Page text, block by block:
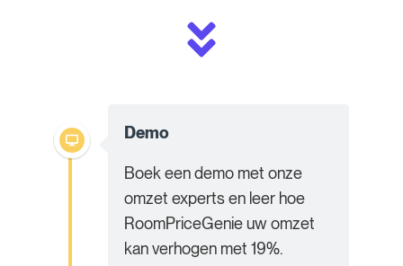
Demo
Boek een demo met onze
omzet experts en leer hoe
RoomPriceGenie uw omzet
kan verhogen met 19%.